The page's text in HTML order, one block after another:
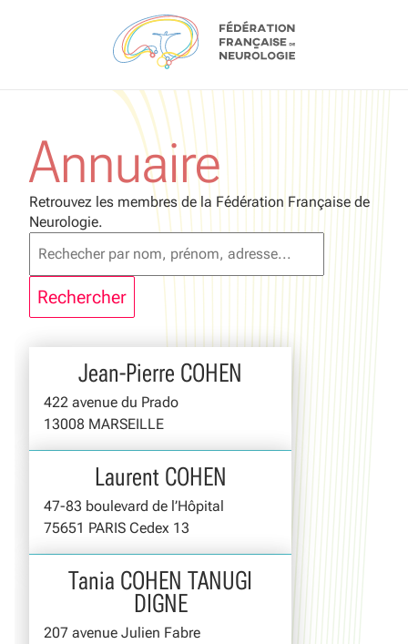
Annuaire
Retrouvez les membres de la Fédération Française de
Neurologie.
Jean-Pierre COHEN
422 avenue du Prado
13008 MARSEILLE
Laurent COHEN
47-83 boulevard de l’Hôpital
75651 PARIS Cedex 13
Tania COHEN TANUGI
DIGNE
207 avenue Julien Fabre